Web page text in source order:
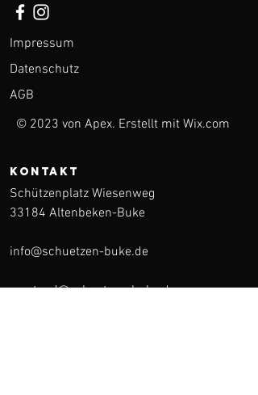
Impressum
Datenschutz
AGB
© 2023 von Apex. Erstellt mit Wix.com
KONTAKT
Schützenplatz Wiesenweg
33184 Altenbeken-Buke
info@schuetzen-buke.de
vorstand@schuetzen-buke.de